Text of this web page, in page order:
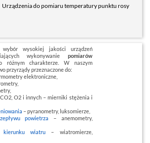
Urządzenia do pomiaru temperatury punktu rosy
wybór wysokiej jakości urządzeń
wykonywanie pomiarów
różnym charakterze. W naszym
przyrządy przeznaczone do:
elektroniczne,
O2 i innych – mierniki stężenia i
– pyranometry, luksomierze,
powietrza – anemometry,
wiatru – wiatromierze,